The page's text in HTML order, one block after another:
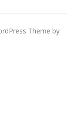
Theme by